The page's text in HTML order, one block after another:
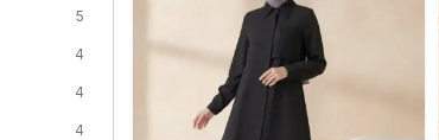
5
4
4
4